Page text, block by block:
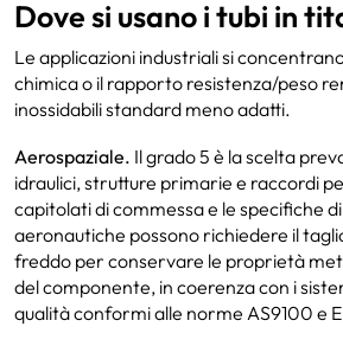
Dove si usano i tubi in
Le applicazioni industriali si
chimica o il rapporto resistenza/peso
inossidabili standard meno adatti.
Aerospaziale. Il grado 5 è la scelta
idraulici, strutture primarie e raccordi
capitolati di commessa e le specifiche
aeronautiche possono richiedere il
freddo per conservare le proprietà
del componente, in coerenza con i
qualità conformi alle norme AS9100 e